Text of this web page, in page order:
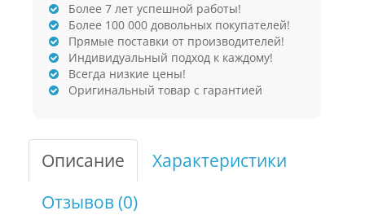
Более 7 лет успешной работы!
Более 100 000 довольных покупателей!
Прямые поставки от производителей!
Индивидуальный подход к каждому!
Всегда низкие цены!
Оригинальный товар с гарантией
Описание
Характеристики
Отзывов (0)